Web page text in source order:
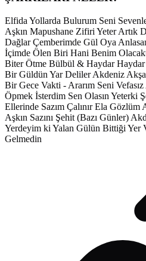
Elfida Yollarda Bulurum Seni
Aşkın Mapushane Zifiri Yeter Artık
Dağlar Çemberimde Gül Oya
İçimde Ölen Biri Hani Benim
Biter Ötme Bülbül & Haydar Haydar
Bir Güldün Yar Deliler Akdeniz
Bir Gece Vakti - Ararım Seni
Öpmek İsterdim Sen Olasın Yeterki
Ellerinde Sazım Çalınır Ela Gözlüm
Aşkın Sazını Şehit (Bazı Günler)
Yerdeyim ki Yalan Gülün Bittiği Yer
Gelmedin